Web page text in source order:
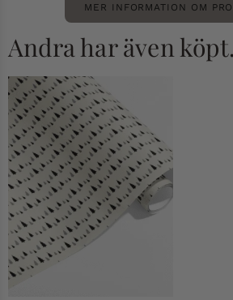
MER INFORMATION OM
Andra har även köpt.